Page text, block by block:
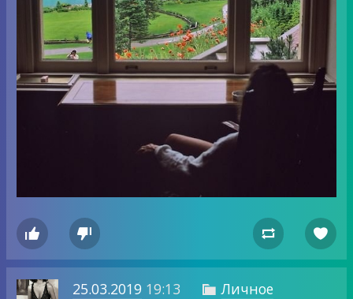
   
25.03.201919:13  Личное